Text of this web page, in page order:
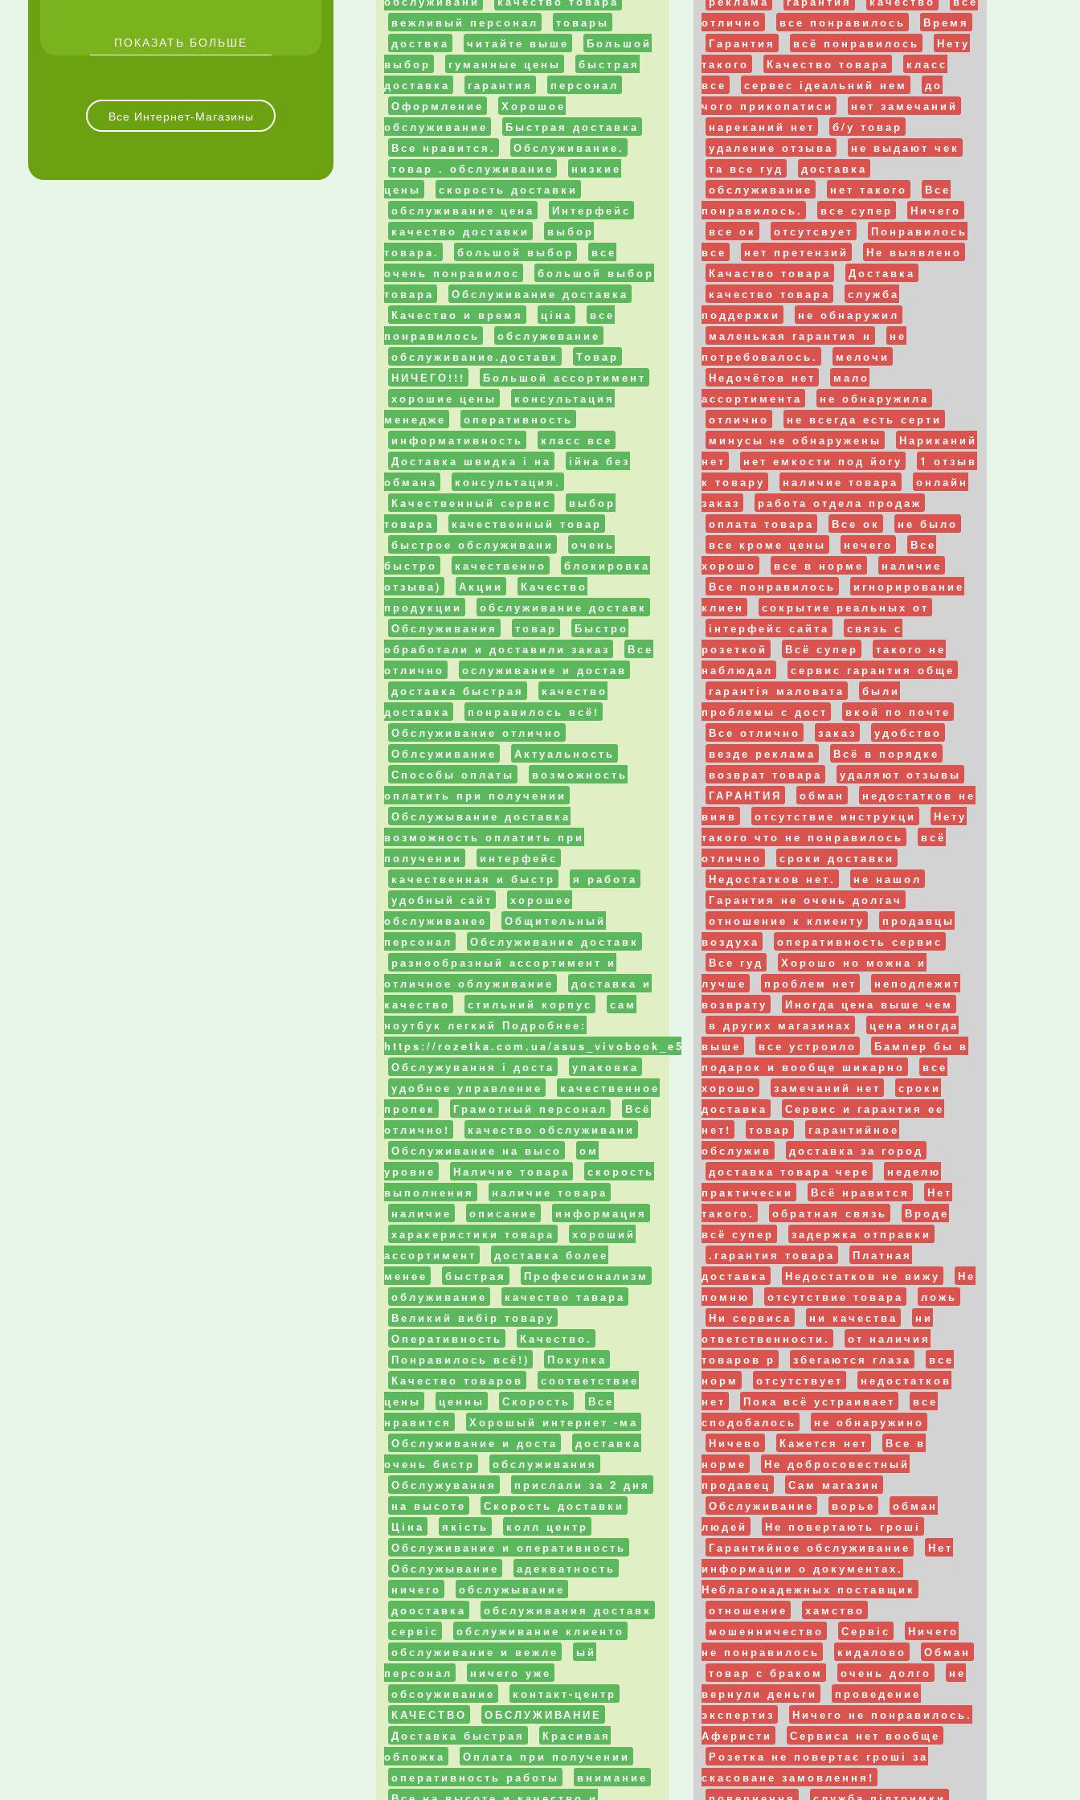
ПОКАЗАТЬ БОЛЬШЕ
Все Интернет-Магазины
вежливый персонал
товары
доствка
читайте выше
Большой
выбор
гуманные цены
быстрая
доставка
гарантия
персонал
Оформление
Хорошое
обслуживание
Быстрая доставка
Все нравится.
Обслуживание.
товар . обслуживание
низкие
цены
скорость доставки
обслуживание цена
Интерфейс
качество доставки
выбор
товара.
большой выбор
все
очень понравилос
большой выбор
товара
Обслуживание доставка
Качество и время
ціна
все
понравилось
обслужевание
обслуживание.доставк
Товар
НИЧЕГО!!!
Большой ассортимент
хорошие цены
консультация
менедже
оперативность
информативность
класс все
Доставка швидка і на
ійна без
обмана
консультация.
Качественный сервис
выбор
товара
качественный товар
быстрое обслуживани
очень
быстро
качественно
блокировка
отзыва)
Акции
Качество
продукции
обслуживание доставк
Обслуживания
товар
Быстро
обработали и доставили заказ
Все
отлично
ослуживание и достав
доставка быстрая
качество
доставка
понравилось всё!
Обслуживание отлично
Облсуживание
Актуальность
Способы оплаты
возможность
оплатить при получении
Обслужывание доставка
возможность оплатить при
получении
интерфейс
качественная и быстр
я работа
удобный сайт
хорошее
обслуживанее
Общительный
персонал
Обслуживание доставк
разнообразный ассортимент и
отличное облуживание
доставка и
качество
стильний корпус
сам
ноутбук легкий Подробнее:
https://rozetka.com.ua/asus_vivobook_e502na_dm013t/p14915861/
Обслужування і доста
упаковка
удобное управление
качественное
пропек
Грамотный персонал
Всё
отлично!
качество обслуживани
Обслуживание на высо
ом
уровне
Наличие товара
скорость
выполнения
наличие товара
наличие
описание
информация
харакеристики товара
хороший
ассортимент
доставка более
менее
быстрая
Професионализм
облуживание
качество тавара
Великий вибір товару
Оперативность
Качество.
Понравилось всё!)
Покупка
Качество товаров
соответствие
цены
ценны Скорость
Все
нравится
Хорошый интернет -ма
Обслуживание и доста
доставка
очень бистр
обслуживания
Обслужування
прислали за 2 дня
на высоте
Скорость доставки
Ціна
якість
колл центр
Обслуживание и оперативность
Обслужывание
адекватность
ничего
обслужывание
дооставка
обслуживания доставк
сервіс
обслуживание клиенто
обслуживание и вежле
ый
персонал
ничего уже
обсоуживание
контакт-центр
КАЧЕСТВО
ОБСЛУЖИВАНИЕ
Доставка быстрая
Красивая
обложка
Оплата при получении
оперативность работы
внимание
отлично
все понравилось
Время
Гарантия
всё понравилось
Нету
такого
Качество товара
класс
все
сервес ідеальний нем
до
чого прикопатиси
нет замечаний
нареканий нет
б/у товар
удаление отзыва
не выдают чек
та все гуд
доставка
обслуживание
нет такого
Все
понравилось.
все супер
Ничего
все ок
отсутсвует
Понравилось
все
нет претензий
Не выявлено
Качаство товара
Доставка
качество товара
служба
поддержки
не обнаружил
маленькая гарантия н
не
потребовалось.
мелочи
Недочётов нет
мало
ассортимента
не обнаружила
отлично
не всегда есть серти
минусы не обнаружены
Нариканий
нет
нет емкости под йогу
1 отзыв
к товару
наличие товара
онлайн
заказ
работа отдела продаж
оплата товара
Все ок
не было
все кроме цены
нечего
Все
хорошо
все в норме
наличие
Все понравилось
игнорирование
клиен
сокрытие реальных от
інтерфейс сайта
связь с
розеткой
Всё супер
такого не
наблюдал
сервис гарантия обще
гарантія маловата
были
проблемы с дост
вкой по почте
Все отлично
заказ
удобство
везде реклама
Всё в порядке
возврат товара
удаляют отзывы
ГАРАНТИЯ
обман
недостатков не
вияв
отсутствие инструкци
Нету
такого что не понравилось
всё
отлично
сроки доставки
Недостатков нет.
не нашол
Гарантия не очень долгач
отношение к клиенту
продавцы
воздуха
оперативность сервис
Все гуд
Хорошо но можна и
лучше
проблем нет
неподлежит
возврату
Иногда цена выше чем
в других магазинах
цена иногда
выше
все устроило
Бампер бы в
подарок и вообще шикарно
все
хорошо
замечаний нет
сроки
доставка
Сервис и гарантия ее
нет!
товар
гарантийное
обслужив
доставка за город
доставка товара чере
неделю
практически
Всё нравится
Нет
такого.
обратная связь
Вроде
всё супер
задержка отправки
.гарантия товара
Платная
доставка
Недостатков не вижу
Не
помню
отсутствие товара
ложь
Ни сервиса
ни качества
ни
ответственности.
от наличия
товаров р
збегаются глаза
все
норм
отсутствует
недостатков
нет
Пока всё устраивает
все
сподобалось
не обнаружино
Ничево
Кажется нет
Все в
норме
Не добросовестный
продавец
Сам магазин
Обслуживание
ворье
обман
людей
Не повертають гроші
Гарантийное обслуживание
Нет
информации о документах.
Неблагонадежных поставщик
отношение
хамство
мошенничество
Сервіс
Ничего
не понравилось
кидалово
Обман
товар с браком
очень долго
не
вернули деньги
проведение
экспертиз
Ничего не понравилось.
Аферисти
Сервиса нет вообще
Розетка не повертає гроші за
скасоване замовлення!